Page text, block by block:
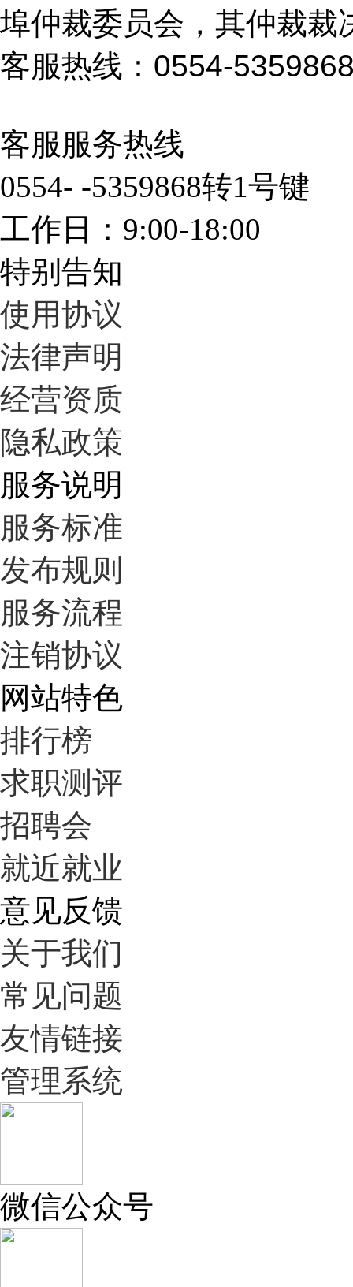
埠仲裁委员会，其仲裁裁
客服热线：0554-
客服服务热线
0554- -5359868转1号键
工作日：9:00-18:00
特别告知
使用协议
法律声明
经营资质
隐私政策
服务说明
服务标准
发布规则
服务流程
注销协议
网站特色
排行榜
求职测评
招聘会
就近就业
意见反馈
关于我们
常见问题
友情链接
管理系统
微信公众号